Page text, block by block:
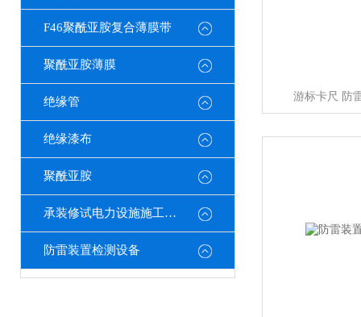
F46聚酰亚胺复合薄膜带
聚酰亚胺薄膜
绝缘管
绝缘漆布
聚酰亚胺
承装修试电力设施施工机具
防雷装置检测设备
游标卡尺 防